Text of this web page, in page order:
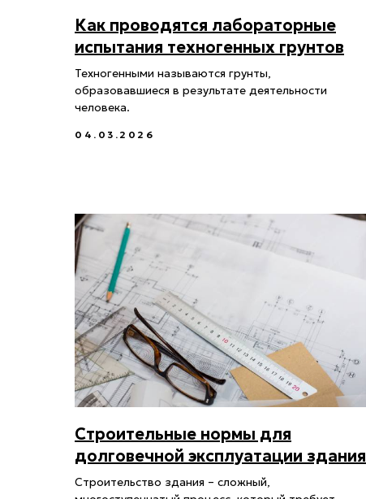
Как проводятся лабораторные
испытания техногенных грунтов
Техногенными называются грунты,
образовавшиеся в результате деятельности
человека.
04.03.2026
Строительные нормы для
долговечной эксплуатации здания
Строительство здания – сложный,